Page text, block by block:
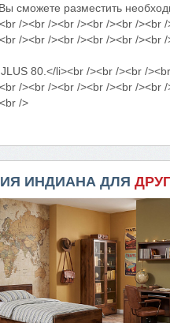
сможете разместить
/><br /><br /><br /><br /
/><br /><br /><br /><br /
80.</li><br /><br /><br /
/><br /><br /><br /><br /
/>
ИНДИАНА ДЛЯ